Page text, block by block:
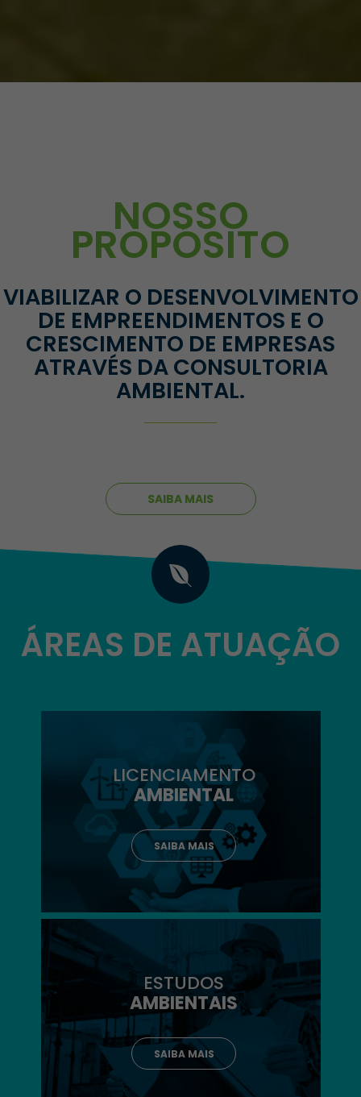
NOSSO
PROPÓSITO
VIABILIZAR O DESENVOLVIMENTO
DE EMPREENDIMENTOS E O
CRESCIMENTO DE EMPRESAS
ATRAVÉS DA CONSULTORIA
AMBIENTAL.
SAIBA MAIS
ÁREAS DE ATUAÇÃO
LICENCIAMENTO
AMBIENTAL
SAIBA MAIS
ESTUDOS
AMBIENTAIS
SAIBA MAIS